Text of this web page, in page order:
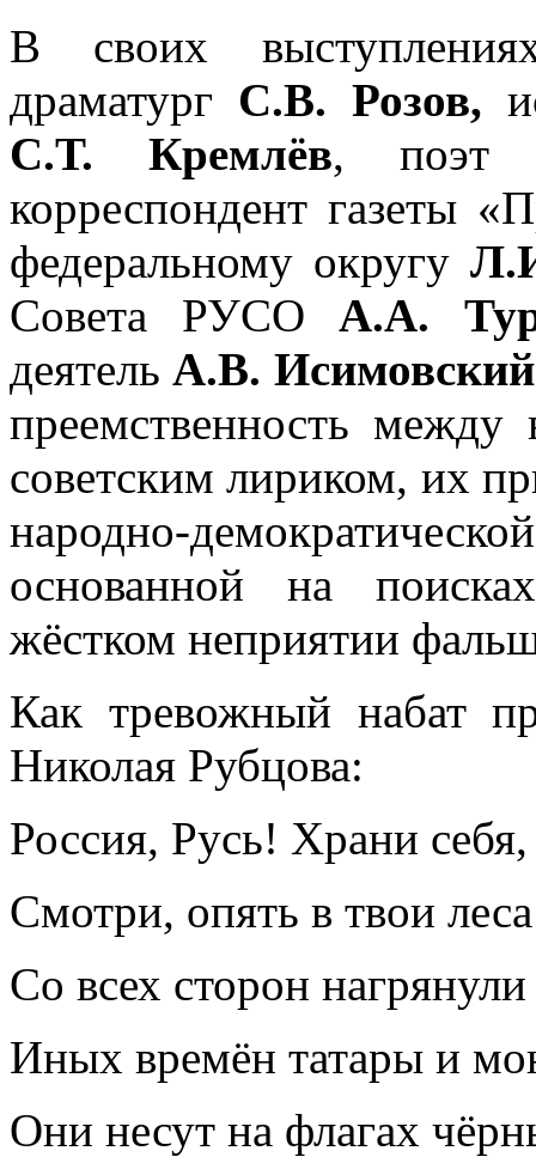
В своих
драматург С.В. Розов,
С.Т. Кремлёв, поэт
корреспондент газеты
федеральному округу
Совета РУСОА.А.
деятельА.В. Исимовский
преемственность
советским лириком, их
народно-
основанной на
жёстком неприятии
Как тревожный набат
Николая Рубцова:
Россия, Русь! Храни
Смотри, опять в твои
Со всех сторон
Иных времён татары и
Они несут на флагах